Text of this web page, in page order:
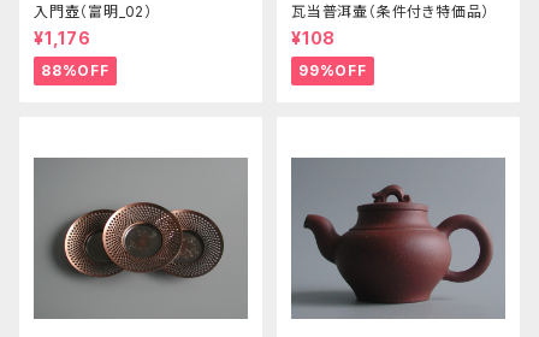
入門壺（富明_02）
¥1,176
88%OFF
瓦当普洱壷（条件付き特価品）
¥108
99%OFF